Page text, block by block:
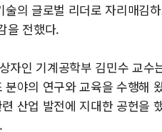
술의 글로벌 리더로 자리매김
을 전했다.
자인 기계공학부 김민수 교
분야의 연구와 교육을 수행해
산업 발전에 지대한 공헌을